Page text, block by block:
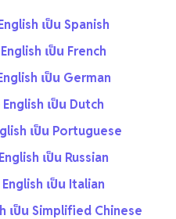
เป็น Spanish
เป็น French
เป็น German
เป็น Dutch
เป็น Portuguese
เป็น Russian
เป็น Italian
เป็น Simplified Chinese